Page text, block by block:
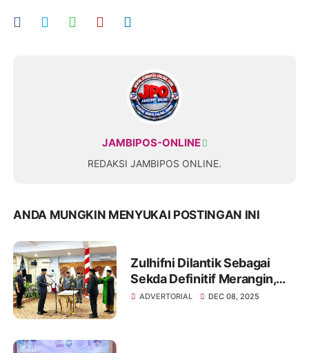
JAMBIPOS-ONLINE
REDAKSI JAMBIPOS ONLINE.
ANDA MUNGKIN MENYUKAI POSTINGAN INI
Zulhifni Dilantik Sebagai
Sekda Definitif Merangin,
Bupati Syukur Minta
ADVERTORIAL DEC 08, 2025